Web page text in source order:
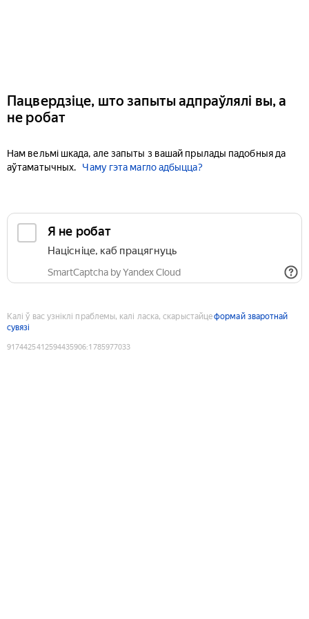
Пацвердзіце, што запыты адпраўлялі вы, а
не робат
Нам вельмі шкада, але запыты з вашай прылады падобныя да
аўтаматычных.
Чаму гэта магло адбыцца?
Я не робат
Націсніце, каб працягнуць
SmartCaptcha by Yandex Cloud
Калі ў вас узніклі праблемы, калі ласка, скарыстайцеформай зваротнай
сувязі
9174425412594435906:1785977033